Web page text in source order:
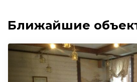
Ближайшие